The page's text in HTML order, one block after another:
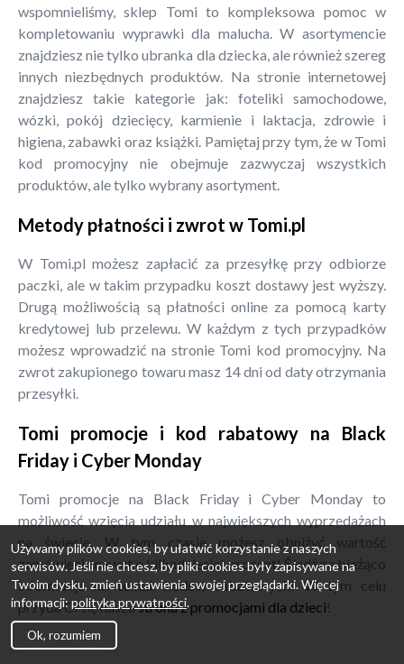
wspomnieliśmy, sklep Tomi to kompleksowa pomoc w
kompletowaniu wyprawki dla malucha. W asortymencie
znajdziesz nie tylko ubranka dla dziecka, ale również szereg
innych niezbędnych produktów. Na stronie internetowej
znajdziesz takie kategorie jak: foteliki samochodowe,
wózki, pokój dziecięcy, karmienie i laktacja, zdrowie i
higiena, zabawki oraz książki. Pamiętaj przy tym, że w Tomi
kod promocyjny nie obejmuje zazwyczaj wszystkich
produktów, ale tylko wybrany asortyment.
Metody płatności i zwrot w Tomi.pl
W Tomi.pl możesz zapłacić za przesyłkę przy odbiorze
paczki, ale w takim przypadku koszt dostawy jest wyższy.
Drugą możliwością są płatności online za pomocą karty
kredytowej lub przelewu. W każdym z tych przypadków
możesz wprowadzić na stronie Tomi kod promocyjny. Na
zwrot zakupionego towaru masz 14 dni od daty otrzymania
przesyłki.
Tomi promocje i kod rabatowy na Black
Friday i Cyber Monday
Tomi promocje na Black Friday i Cyber Monday to
możliwość wzięcia udziału w największych wyprzedażach
na świecie. W tym czasie możesz obniżyć wartość
zamówienia nawet o kilkadziesiąt procent! Śledź na bieżąco
informacje na temat kodów rabatowych! W tym celu
przyda Ci się naszastrona z promocjami dla dzieci!
Używamy plików cookies, by ułatwić korzystanie z naszych
serwisów. Jeśli nie chcesz, by pliki cookies były zapisywane na
Twoim dysku, zmień ustawienia swojej przeglądarki. Więcej
informacji:polityka prywatności.
Ok, rozumiem